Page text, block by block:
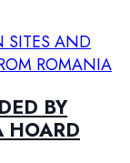
SITES AND
ROMANIA
BY
HOARD